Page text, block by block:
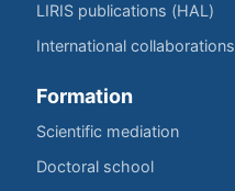
LIRIS publications (HAL)
International collaborations
Formation
Scientific mediation
Doctoral school